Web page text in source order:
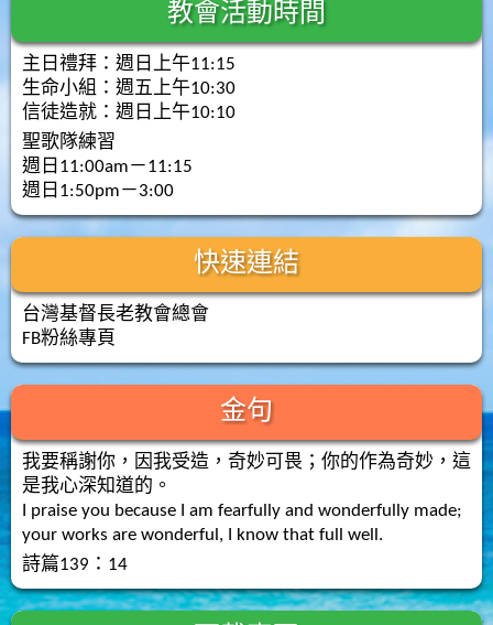
教會活動時間
主日禮拜：週日上午11:15
生命小組：週五上午10:30
信徒造就：週日上午10:10
聖歌隊練習
週日11:00am－11:15
週日1:50pm－3:00
快速連結
台灣基督長老教會總會
FB粉絲專頁
金句
我要稱謝你，因我受造，奇妙可畏；你的作為奇妙，這
是我心深知道的。
I praise you because I am fearfully and wonderfully made;
your works are wonderful, I know that full well.
詩篇139：14